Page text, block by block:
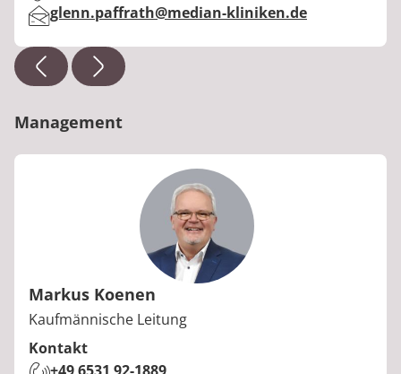
E-Mail:glenn.paffrath@median-kliniken.de
Management
Markus Koenen
Berufstitel:
Kaufmännische Leitung
Kontakt
Telefon:
+49 6531 92-1889